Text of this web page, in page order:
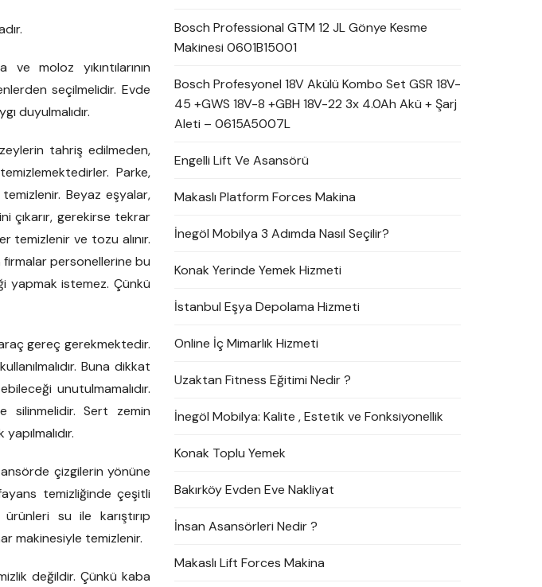
ve moloz yıkıntılarının
seçilmelidir. Evde
duyulmalıdır.
tahriş edilmeden,
Parke,
Beyaz eşyalar,
çıkarır, gerekirse tekrar
temizlenir ve tozu alınır.
firmalar personellerine bu
yapmak istemez. Çünkü
gereç gerekmektedir.
Buna dikkat
unutulmamalıdır.
silinmelidir. Sert zemin
çizgilerin yönüne
temizliğinde çeşitli
su ile karıştırıp
makinesiyle temizlenir.
değildir. Çünkü kaba
Bosch Professional GTM 12 JL Gönye Kesme
Makinesi 0601B15001
Bosch Profesyonel 18V Akülü Kombo Set GSR 18V-
45 +GWS 18V-8 +GBH 18V-22 3x 4.0Ah Akü + Şarj
Aleti – 0615A5007L
Engelli Lift Ve Asansörü
Makaslı Platform Forces Makina
İnegöl Mobilya 3 Adımda Nasıl Seçilir?
Konak Yerinde Yemek Hizmeti
İstanbul Eşya Depolama Hizmeti
Online İç Mimarlık Hizmeti
Uzaktan Fitness Eğitimi Nedir ?
İnegöl Mobilya: Kalite , Estetik ve Fonksiyonellik
Konak Toplu Yemek
Bakırköy Evden Eve Nakliyat
İnsan Asansörleri Nedir ?
Makaslı Lift Forces Makina